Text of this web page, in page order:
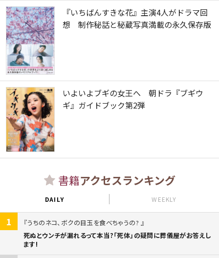
『いちばんすきな花』主演4人がドラマ回
想 制作秘話と秘蔵写真満載の永久保存版
いよいよブギの女王へ 朝ドラ『ブギウ
ギ』ガイドブック第2弾
書籍アクセスランキング
DAILY WEEKLY
1
うちのネコ、ボクの目玉を食べちゃうの?
死ぬとウンチが漏れるって本当?「死体」の疑問に葬儀屋がお答えし
ます!